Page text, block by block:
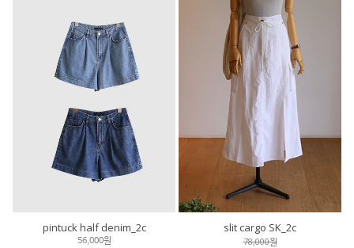
pintuck half denim_2c
56,000원
slit cargo SK_2c
78,000원